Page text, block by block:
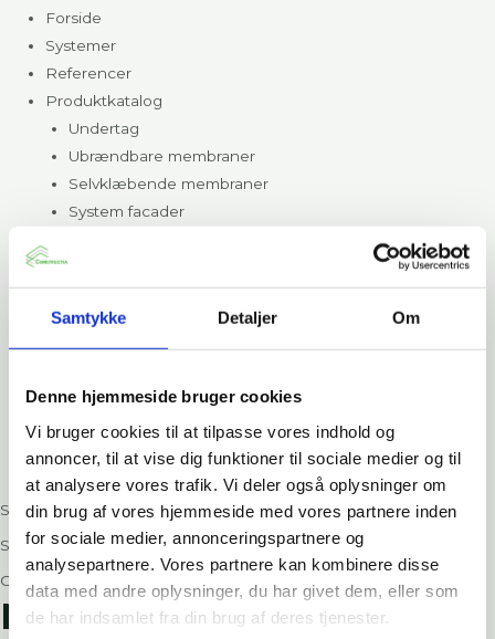
Samtykke Detaljer Om
Denne hjemmeside bruger cookies
Vi bruger cookies til at tilpasse vores indhold og
annoncer, til at vise dig funktioner til sociale medier og til
at analysere vores trafik. Vi deler også oplysninger om
din brug af vores hjemmeside med vores partnere inden
for sociale medier, annonceringspartnere og
analysepartnere. Vores partnere kan kombinere disse
data med andre oplysninger, du har givet dem, eller som
de har indsamlet fra din brug af deres tjenester.
Forside
Systemer
Referencer
Produktkatalog
Undertag
Ubrændbare membraner
Selvklæbende membraner
System facader
Vindspærre
Murværk
CLT- og Trækonstruktioner
Altan
Tilbehør
Kontakt
Søg
Søg
Close this search box.
NEDHÆNGTE LOFTER